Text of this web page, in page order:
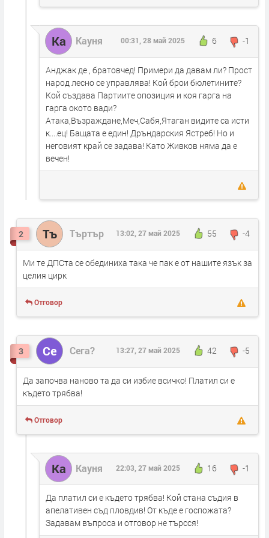
Ка Кауня 6 -1
00:31, 28 май 2025
Анджак де , братовчед! Примери да давам ли? Прост
народ лесно се управлява! Кой брои бюлетините?
Кой създава Партиите опозиция и коя гарга на
гарга окото вади?
Атака,Възраждане,Меч,Сабя,Ятаган видите са исти
к....ец! Бащата е един! Дръндарския Ястреб! Но и
неговият край се задава! Като Живков няма да е
вечен!
2 Тъ Търтър 55 -4
13:02, 27 май 2025
Ми те ДПСта се обединиха така че пак е от нашите язък за
целия цирк
Отговор
3 Се Сега? 42 -5
13:27, 27 май 2025
Да започва наново та да си избие всичко! Платил си е
където трябва!
Отговор
Ка Кауня 16 -1
22:03, 27 май 2025
Да платил си е където трябва! Кой стана съдия в
апелативен съд пловдив! От къде е госпожата?
Задавам въпроса и отговор не търсся!